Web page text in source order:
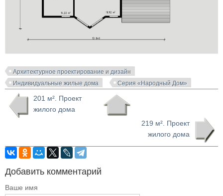
Архитектурное проектирование и дизайн
Индивидуальные жилые дома
Серия «Народный Дом»
201 м². Проект
жилого дома
219 м². Проект
жилого дома
Добавить комментарий
Ваше имя